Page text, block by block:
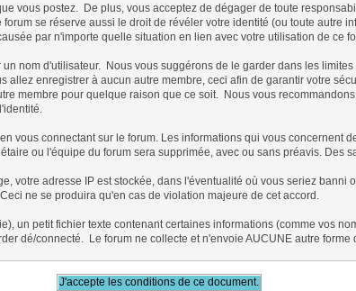
vous postez. De plus, vous acceptez de dégager de toute
se réserve aussi le droit de révéler votre identité (ou toute autre
par n'importe quelle situation en lien avec votre utilisation de ce
nom d'utilisateur. Nous vous suggérons de le garder dans les
allez enregistrer à aucun autre membre, ceci afin de garantir votre
membre pour quelque raison que ce soit. Nous vous
vous connectant sur le forum. Les informations qui vous concernent
ou l'équipe du forum sera supprimée, avec ou sans préavis. Des
votre adresse IP est stockée, dans l'éventualité où vous seriez banni
ne se produira qu'en cas de violation majeure de cet accord.
un petit fichier texte contenant certaines informations (comme vos
dé/connecté. Le forum ne collecte et n'envoie AUCUNE autre forme